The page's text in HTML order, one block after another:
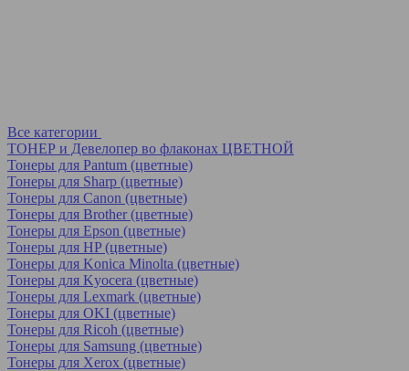
Все категории
ТОНЕР и Девелопер во флаконах ЦВЕТНОЙ
Тонеры для Pantum (цветные)
Тонеры для Sharp (цветные)
Тонеры для Canon (цветные)
Тонеры для Brother (цветные)
Тонеры для Epson (цветные)
Тонеры для HP (цветные)
Тонеры для Konica Minolta (цветные)
Тонеры для Kyocera (цветные)
Тонеры для Lexmark (цветные)
Тонеры для OKI (цветные)
Тонеры для Ricoh (цветные)
Тонеры для Samsung (цветные)
Тонеры для Xerox (цветные)